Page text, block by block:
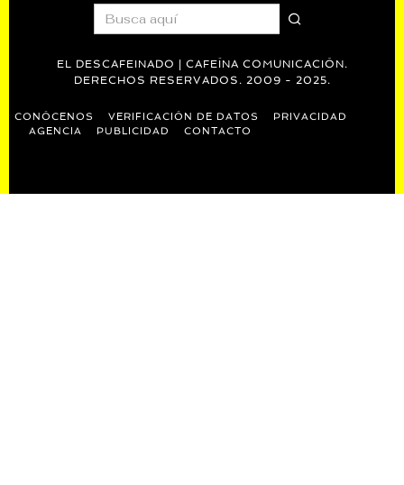
EL DESCAFEINADO | CAFEÍNA COMUNICACIÓN.
DERECHOS RESERVADOS. 2009 - 2025.
CONÓCENOS VERIFICACIÓN DE DATOS
PRIVACIDAD
AGENCIA
PUBLICIDAD CONTACTO